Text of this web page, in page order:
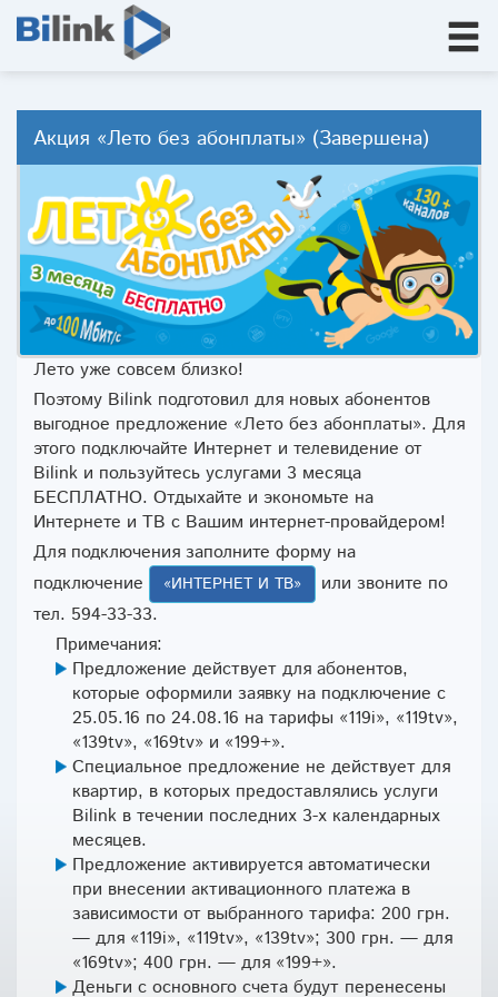
Акция «Лето без абонплаты» (Завершена)
Лето уже совсем близко!
Поэтому Bilink подготовил для новых абонентов
выгодное предложение «Лето без абонплаты». Для
этого подключайте Интернет и телевидение от
Bilink и пользуйтесь услугами 3 месяца
БЕСПЛАТНО. Отдыхайте и экономьте на
Интернете и ТВ с Вашим интернет-провайдером!
Для подключения заполните форму на
подключение
«ИНТЕРНЕТ И ТВ»
или звоните по
тел. 594-33-33.
Примечания:
Предложение действует для абонентов,
которые оформили заявку на подключение с
25.05.16 по 24.08.16 на тарифы «119i», «119tv»,
«139tv», «169tv» и «199+».
Специальное предложение не действует для
квартир, в которых предоставлялись услуги
Bilink в течении последних 3-х календарных
месяцев.
Предложение активируется автоматически
при внесении активационного платежа в
зависимости от выбранного тарифа: 200 грн.
— для «119i», «119tv», «139tv»; 300 грн. — для
«169tv»; 400 грн. — для «199+».
Деньги с основного счета будут перенесены